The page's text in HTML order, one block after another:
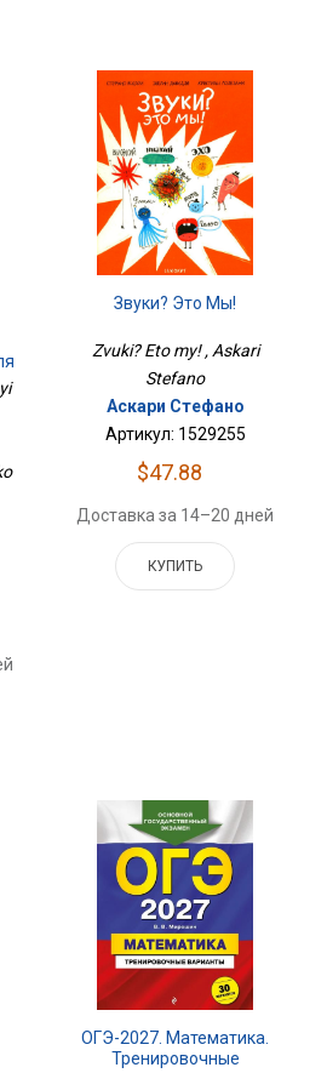
Звуки? Это Мы!
Zvuki? Eto my! , Askari
Stefano
Аскари Стефано
Артикул: 1529255
$47.88
Доставка за 14–20 дней
КУПИТЬ
ОГЭ-2027. Математика.
Тренировочные